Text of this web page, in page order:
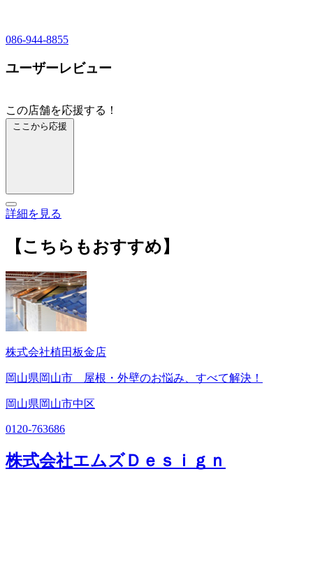
086-944-8855
ユーザーレビュー
この店舗を応援する！
ここから応援
詳細を見る
【こちらもおすすめ】
株式会社植田板金店
岡山県岡山市 屋根・外壁のお悩み、すべて解決！
岡山県岡山市中区
0120-763686
株式会社エムズＤｅｓｉｇｎ